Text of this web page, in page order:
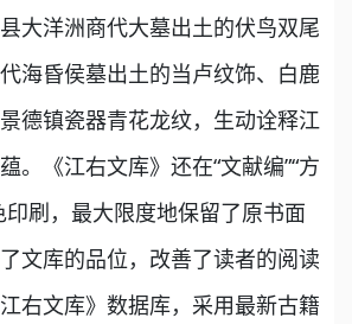
大洋洲商代大墓出土的伏鸟双尾
海昏侯墓出土的当卢纹饰、白鹿
德镇瓷器青花龙纹，生动诠释江
。《江右文库》还在“文献编”“方
印刷，最大限度地保留了原书面
文库的品位，改善了读者的阅读
右文库》数据库，采用最新古籍